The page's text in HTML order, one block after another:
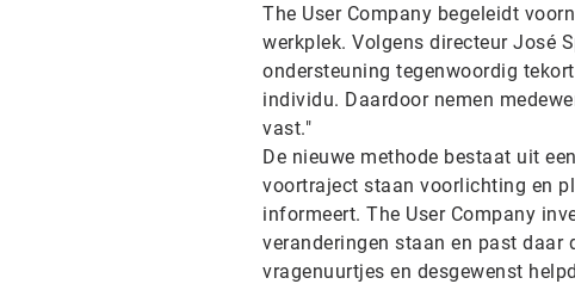
The User Company begeleidt
werkplek. Volgens directeur José
ondersteuning tegenwoordig
individu. Daardoor nemen
vast."
De nieuwe methode bestaat uit
voortraject staan voorlichting en
informeert. The User Company
veranderingen staan en past daar
vragenuurtjes en desgewenst